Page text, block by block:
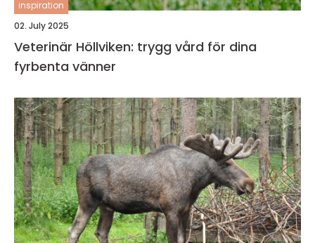
inspiration
02. July 2025
Veterinär Höllviken: trygg vård för dina
fyrbenta vänner